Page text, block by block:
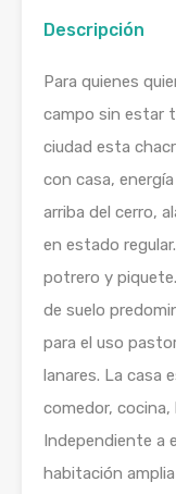
Descripción
Para quienes
campo sin estar
ciudad esta
con casa,
arriba del cerro,
en estado
potrero y
de suelo
para el uso
lanares. La casa
comedor, cocina,
Independiente a
habitación